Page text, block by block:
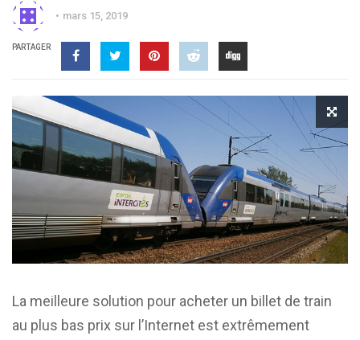
mars 15, 2019
PARTAGER
La meilleure solution pour acheter un billet de train
au plus bas prix sur l’Internet est extrêmement